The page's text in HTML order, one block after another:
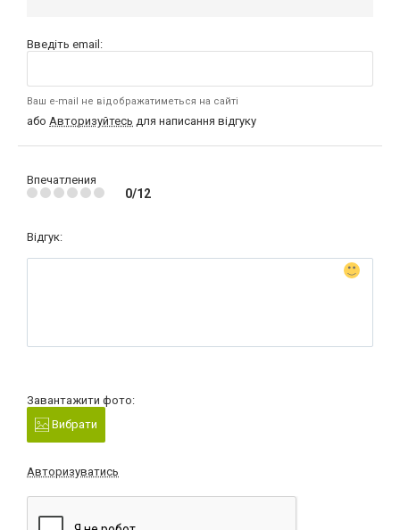
Введіть email:
Ваш e-mail не відображатиметься на сайті
або Авторизуйтесь для написання відгуку
Впечатления
0/12
Відгук:
Завантажити фото:
Вибрати
Авторизуватись